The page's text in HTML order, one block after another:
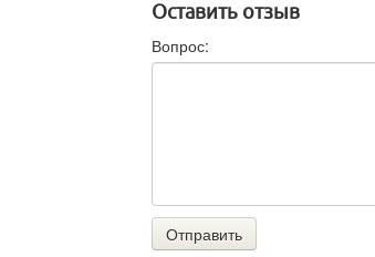
Оставить отзыв
Вопрос:
Отправить